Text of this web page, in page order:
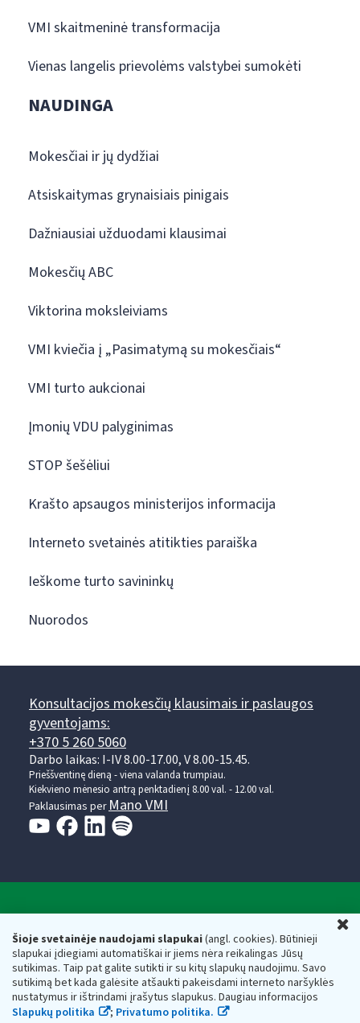
Šioje svetainėje naudojami slapukai(angl. cookies). Būtinieji
slapukai įdiegiami automatiškai ir jiems nėra reikalingas Jūsų
sutikimas. Taip pat galite sutikti ir su kitų slapukų naudojimu. Savo
sutikimą bet kada galėsite atšaukti pakeisdami interneto naršyklės
nustatymus ir ištrindami įrašytus slapukus. Daugiau informacijos
Slapukų politika
; Privatumo politika.
VMI skaitmeninė transformacija
Vienas langelis prievolėms valstybei sumokėti
NAUDINGA
Mokesčiai ir jų dydžiai
Atsiskaitymas grynaisiais pinigais
Dažniausiai užduodami klausimai
Mokesčių ABC
Viktorina moksleiviams
VMI kviečia į „Pasimatymą su mokesčiais“
VMI turto aukcionai
Įmonių VDU palyginimas
STOP šešėliui
Krašto apsaugos ministerijos informacija
Interneto svetainės atitikties paraiška
Ieškome turto savininkų
Nuorodos
Konsultacijos mokesčių klausimais ir paslaugos
gyventojams:
+370 5 260 5060
Darbo laikas: I-IV 8.00-17.00, V 8.00-15.45.
Prieššventinę dieną - viena valanda trumpiau.
Kiekvieno mėnesio antrą penktadienį 8.00 val. - 12.00 val.
Paklausimas per Mano VMI
Respublikos finansų ministerijos
Biudžetinė įstaiga. Juridinio asmens kodas — 188659752,
adresas: Vasario 16-osios g. 14, 01107 Vilnius, Lietuva, el.paštas:
vmi@vmi.lt, E. pristatymo dėžutės adresas 188659752
Duomenys apie Valstybinę mokesčių inspekciją prie Lietuvos
Respublikos finansų ministerijos kaupiami ir saugomi Juridinių